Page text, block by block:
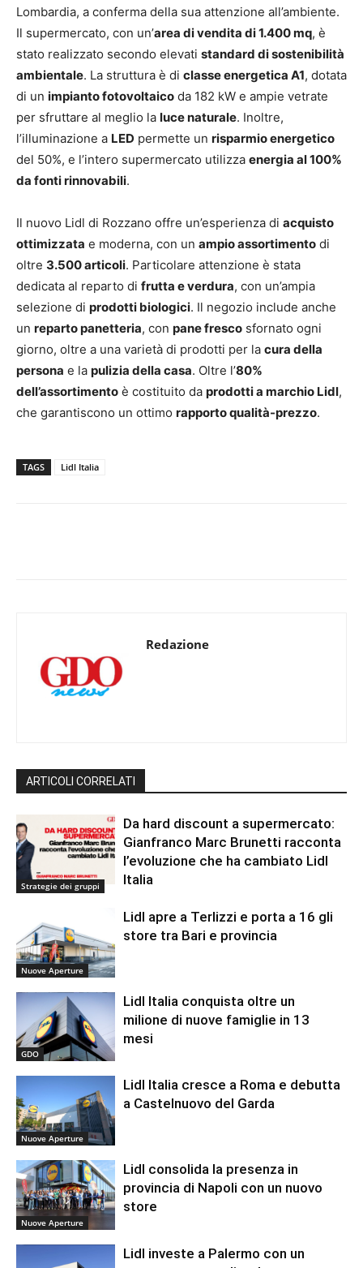
Lombardia, a conferma della sua attenzione all’ambiente.
Il supermercato, con un’area di vendita di 1.400 mq, è
stato realizzato secondo elevati standard di sostenibilità
ambientale. La struttura è di classe energetica A1, dotata
di un impianto fotovoltaico da 182 kW e ampie vetrate
per sfruttare al meglio la luce naturale. Inoltre,
l’illuminazione a LED permette un risparmio energetico
del 50%, e l’intero supermercato utilizza energia al 100%
da fonti rinnovabili.
Il nuovo Lidl di Rozzano offre un’esperienza di acquisto
ottimizzata e moderna, con un ampio assortimento di
oltre 3.500 articoli. Particolare attenzione è stata
dedicata al reparto di frutta e verdura, con un’ampia
selezione di prodotti biologici. Il negozio include anche
un reparto panetteria, con pane fresco sfornato ogni
giorno, oltre a una varietà di prodotti per la cura della
persona e la pulizia della casa. Oltre l’80%
dell’assortimento è costituito da prodotti a marchio Lidl,
che garantiscono un ottimo rapporto qualità-prezzo.
TAGS Lidl Italia
Redazione
ARTICOLI CORRELATI
Strategie dei gruppi
Da hard discount a supermercato:
Gianfranco Marc Brunetti racconta
l’evoluzione che ha cambiato Lidl
Italia
Nuove Aperture
Lidl apre a Terlizzi e porta a 16 gli
store tra Bari e provincia
GDO
Lidl Italia conquista oltre un
milione di nuove famiglie in 13
mesi
Nuove Aperture
Lidl Italia cresce a Roma e debutta
a Castelnuovo del Garda
Nuove Aperture
Lidl consolida la presenza in
provincia di Napoli con un nuovo
store
Lidl investe a Palermo con un